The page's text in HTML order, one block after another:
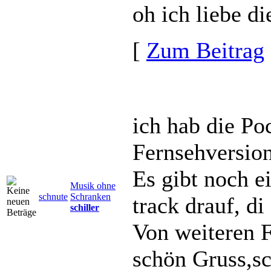
oh ich liebe
[ Zum Beitrag
schnute
Musik ohne
Schranken
schiller
ich hab die
Es gibt noch
track drauf, di
Von weiteren
schön